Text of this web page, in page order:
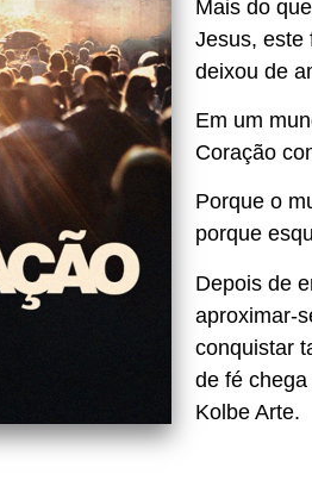
Mais do
Jesus, este
deixou de
Em um
Coração
Porque o
porque
Depois de
aproximar-
conquistar
de fé
Kolbe Arte.